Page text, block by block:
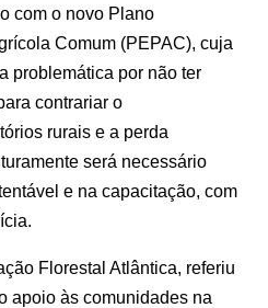
com o novo Plano
Comum (PEPAC), cuja
problemática por não ter
contrariar o
rurais e a perda
será necessário
e na capacitação, com
Florestal Atlântica, referiu
apoio às comunidades na